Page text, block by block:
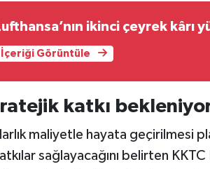
ikinci çeyrek kârı
İçeriği Görüntüle
katkı
maliyetle hayata geçirilmesi
sağlayacağını belirten KKTC